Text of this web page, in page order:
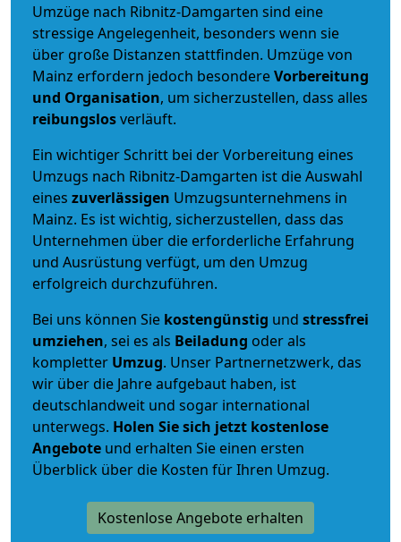
Umzüge nach Ribnitz-Damgarten sind eine
stressige Angelegenheit, besonders wenn sie
über große Distanzen stattfinden. Umzüge von
Mainz erfordern jedoch besondereVorbereitung
und Organisation, um sicherzustellen, dass alles
reibungslosverläuft.
Ein wichtiger Schritt bei der Vorbereitung eines
Umzugs nach Ribnitz-Damgarten ist die Auswahl
eines zuverlässigen Umzugsunternehmens in
Mainz. Es ist wichtig, sicherzustellen, dass das
Unternehmen über die erforderliche Erfahrung
und Ausrüstung verfügt, um den Umzug
erfolgreich durchzuführen.
Bei uns können Sie kostengünstig und stressfrei
umziehen, sei es als Beiladung oder als
kompletter Umzug. Unser Partnernetzwerk, das
wir über die Jahre aufgebaut haben, ist
deutschlandweit und sogar international
unterwegs. Holen Sie sich jetzt kostenlose
Angebote und erhalten Sie einen ersten
Überblick über die Kosten für Ihren Umzug.
Kostenlose Angebote erhalten